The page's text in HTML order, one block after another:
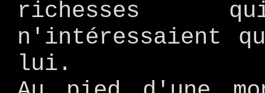
richesses
n'intéressaient
lui.